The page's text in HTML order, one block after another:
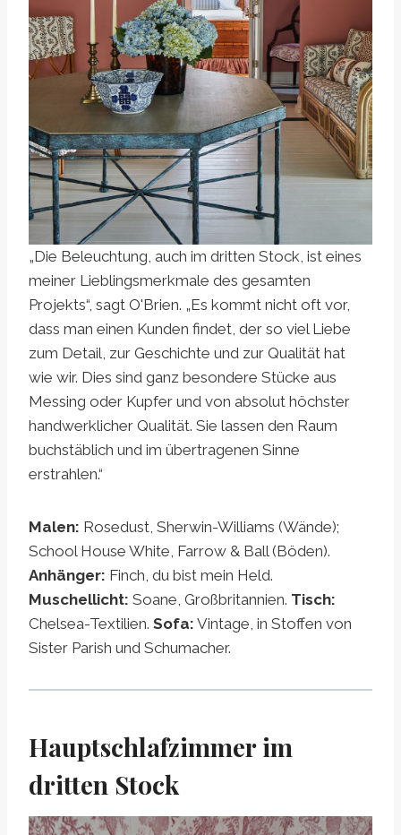
„Die Beleuchtung, auch im dritten Stock, ist eines
meiner Lieblingsmerkmale des gesamten
Projekts“, sagt O'Brien. „Es kommt nicht oft vor,
dass man einen Kunden findet, der so viel Liebe
zum Detail, zur Geschichte und zur Qualität hat
wie wir. Dies sind ganz besondere Stücke aus
Messing oder Kupfer und von absolut höchster
handwerklicher Qualität. Sie lassen den Raum
buchstäblich und im übertragenen Sinne
erstrahlen.“
Malen: Rosedust, Sherwin-Williams (Wände);
School House White, Farrow & Ball (Böden).
Anhänger: Finch, du bist mein Held.
Muschellicht: Soane, Großbritannien. Tisch:
Chelsea-Textilien. Sofa: Vintage, in Stoffen von
Sister Parish und Schumacher.
Hauptschlafzimmer im
dritten Stock